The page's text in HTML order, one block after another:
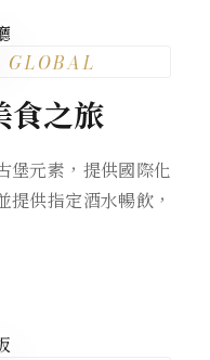
食之旅
堡元素，提供國際化
供指定酒水暢飲，